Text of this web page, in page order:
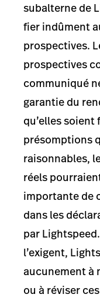
subalterne de
fier indûment
prospectives.
prospectives
communiqué
garantie du
qu’elles
présomptions
raisonnables,
réels
importante de
dans les
par
l’exigent,
aucunement à
ou à réviser